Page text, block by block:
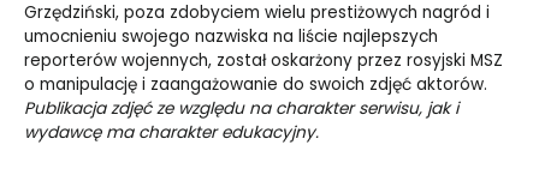
Grzędziński, poza zdobyciem wielu prestiżowych nagród i
umocnieniu swojego nazwiska na liście najlepszych
reporterów wojennych, został oskarżony przez rosyjski MSZ
o manipulację i zaangażowanie do swoich zdjęć aktorów.
Publikacja zdjęć ze względu na charakter serwisu, jak i
wydawcę ma charakter edukacyjny.